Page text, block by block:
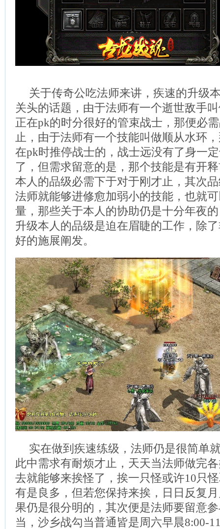
关于传奇公吃法师来讲，疾速的升级
关头的话题，由于法师有一个逝世敌手
正在pk的时分很好的管束战士，那便必
止，由于法师有一个技能叫做顺从水环
在pk时推停战士的，战士远没有了身一
了，但需求留意的是，那个技能是有开
本人的品级必需下于对于刚才止，其次
法师就能够进修愈加弱小的技能，也就
量，那些关于本人的协助仍是十分年夜
升级本人的品级是迫在眉睫的工作，除
好的施展阐发。
实在做到疾速练级，法师仍是很简单
此中需求有耐烦才止，天天当法师做完
去就能够来挨怪了，挨一只怪或许10只
有是良多，但若您保持来挨，日日反复
果仍是很分明的，其次便是法师要留意
当，沙乡战勾当普通皆是周六早晨8:00-